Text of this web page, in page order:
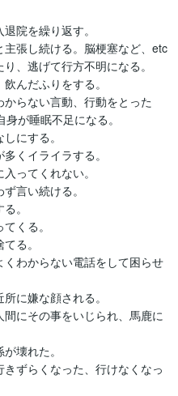
院を繰り返す。
張し続ける。脳梗塞など、etc
、逃げて行方不明になる。
んだふりをする。
らない言動、行動をとった
が睡眠不足になる。
にする。
くイライラする。
ってくれない。
言い続ける。
。
くる。
る。
わからない電話をして困らせ
に嫌な顔される。
にその事をいじられ、馬鹿に
壊れた。
ずらくなった、行けなくなっ